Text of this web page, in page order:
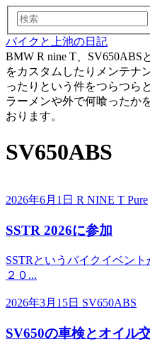
検
索
バイクと上池の日記
BMW R nine T、SV650ABS
をカスタムしたりメンテナ
ったりという件をつらつら
ラーメンや外で何喰ったか
おります。
SV650ABS
2026年6月1日 R NINE T Pure
SSTR 2026に参加
SSTRというバイクイベン
２０...
2026年3月15日 SV650ABS
SV650の車検とオイル